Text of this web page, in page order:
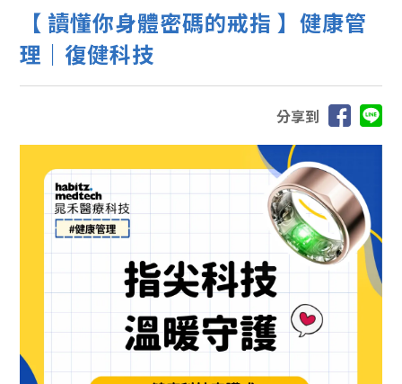
【 讀懂你身體密碼的戒指 】健康管
理｜復健科技
分享到